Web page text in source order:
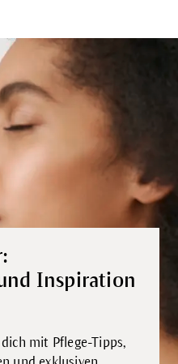
Inspiration
mit Pflege-Tipps,